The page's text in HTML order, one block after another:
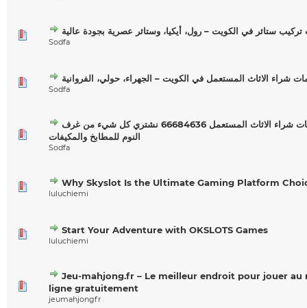
ستائر في الكويت – رول، أيكيا، وستائر عصرية بجودة عالية
Sodfa
شراء الاثاث المستعمل في الكويت – الجهراء، حولي، الفروانية
Sodfa
أفضل خدمات شراء الاثاث المستعمل 66684636 نشتري كل شيء من غرف
النوم للمطابخ والمكيفات
Sodfa
Why Skyslot Is the Ultimate Gaming Platform
luluchiemi
Start Your Adventure with OKSLOTS Games
luluchiemi
Jeu-mahjong.fr – Le meilleur endroit pour jouer au
ligne gratuitement
jeumahjongfr